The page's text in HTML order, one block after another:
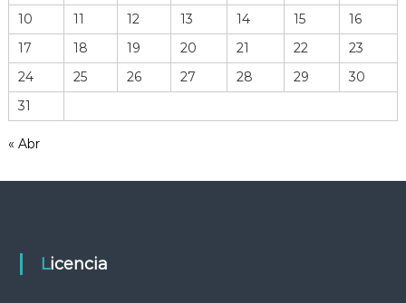
h
r
r
m
i
n
10
11 12 13 14 15
16
17
18 19 20 21 22
23
24
25 26 27 28 29
30
31
« Abr
Licencia